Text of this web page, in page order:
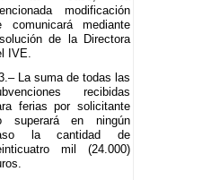
modificación
comunicará mediante
de la Directora
IVE.
La suma de todas las
recibidas
ferias por solicitante
superará en ningún
la cantidad de
mil (24.000)